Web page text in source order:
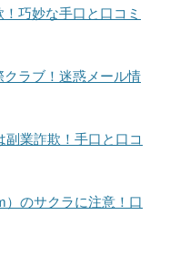
巧妙な手口と口コミ
ラブ！迷惑メール情
副業詐欺！手口と口コ
）のサクラに注意！口